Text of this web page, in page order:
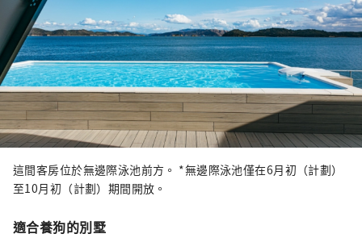
這間客房位於無邊際泳池前方。 *無邊際泳池僅在6月初（計劃）
至10月初（計劃）期間開放。
適合養狗的別墅